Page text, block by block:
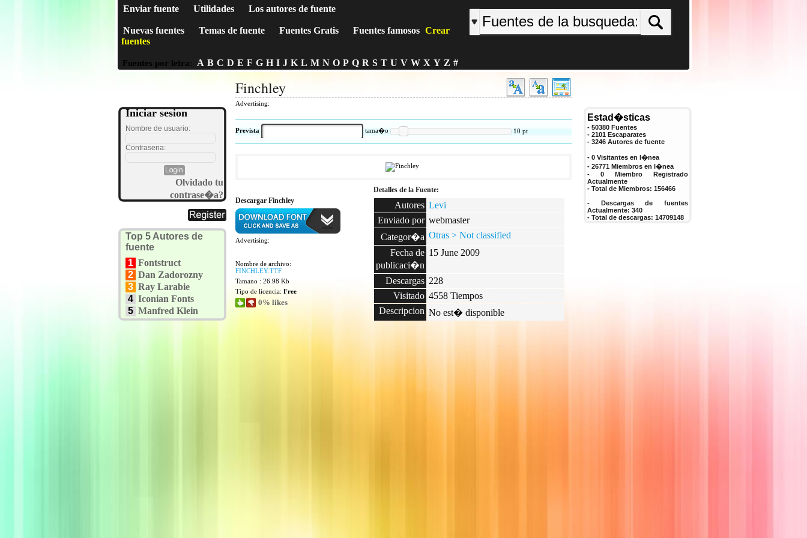
Enviar fuente Utilidades Los autores de fuente
Nuevas fuentes Temas de fuente Fuentes Gratis Fuentes famosos Crear
fuentes
Fuentes por letra: A B C D E F G H I J K L M N O P Q R S T U V W X Y Z #
Iniciar sesion
Nombre de usuario:
Contrasena:
Olvidado tu
contrase�a?
Top 5 Autores de
fuente
1 Fontstruct
2 Dan Zadorozny
3 Ray Larabie
4 Iconian Fonts
5 Manfred Klein
Finchley
Advertising:
Prevista tama�o 10 pt
Descargar Finchley
Advertising:
Nombre de archivo:
FINCHLEY.TTF
Tamano : 26.98 Kb
Tipo de licencia: Free
0% likes
Detalles de la Fuente:
Autores Levi
Enviado por webmaster
Categor�a Otras > Not classified
Fecha de
publicaci�n
15 June 2009
Descargas 228
Visitado 4558 Tiempos
Descripcion No est� disponible
Estad�sticas
- 50380 Fuentes
- 2101 Escaparates
- 3246 Autores de fuente
- 0 Visitantes en l�nea
- 26771 Miembros en l�nea
- 0 Miembro Registrado
Actualmente
- Total de Miembros: 156466
- Descargas de fuentes
Actualmente: 340
- Total de descargas: 14709148